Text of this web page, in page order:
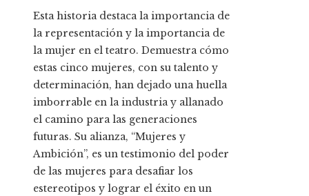
Esta historia destaca la importancia de
la representación y la importancia de
la mujer en el teatro. Demuestra cómo
estas cinco mujeres, con su talento y
determinación, han dejado una huella
imborrable en la industria y allanado
el camino para las generaciones
futuras. Su alianza, “Mujeres y
Ambición”, es un testimonio del poder
de las mujeres para desafiar los
estereotipos y lograr el éxito en un